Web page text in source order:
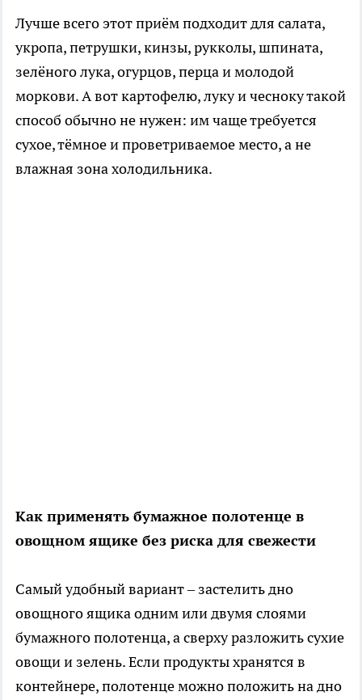
Лучше всего этот приём подходит для салата,
укропа, петрушки, кинзы, рукколы, шпината,
зелёного лука, огурцов, перца и молодой
моркови. А вот картофелю, луку и чесноку такой
способ обычно не нужен: им чаще требуется
сухое, тёмное и проветриваемое место, а не
влажная зона холодильника.
Как применять бумажное полотенце в
овощном ящике без риска для свежести
Самый удобный вариант – застелить дно
овощного ящика одним или двумя слоями
бумажного полотенца, а сверху разложить сухие
овощи и зелень. Если продукты хранятся в
контейнере, полотенце можно положить на дно